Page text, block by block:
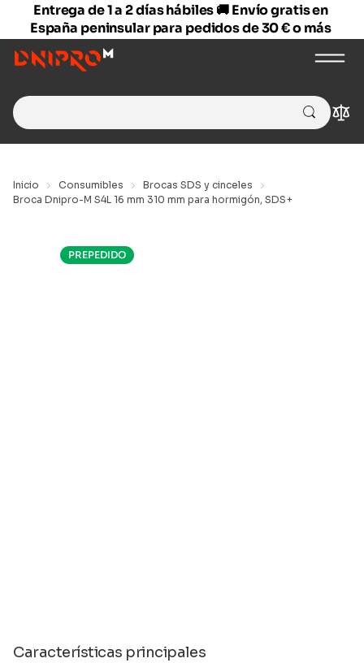
Entrega de 1 a 2 días hábiles 🚚 Envío gratis en
España peninsular para pedidos de 30 € o más
Search
for:
Inicio Consumibles
Brocas SDS y cinceles
Broca Dnipro-M S4L 16 mm 310 mm para hormigón, SDS+
PREPEDIDO
Características principales